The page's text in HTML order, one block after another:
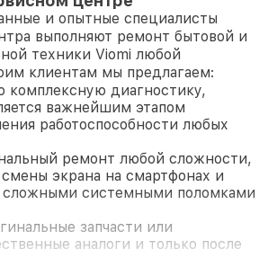
и опытные специалисты
выполняют ремонт бытовой и
техники Viomi любой
клиентам мы предлагаем:
комплексную диагностику,
важнейшим этапом
работоспособности любых
ремонт любой сложности,
смены экрана на смартфонах и
сложными системными поломками
запчасти или
аналоги и только после